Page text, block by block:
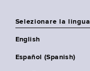
Selezionare la lingua
English
Español (Spanish)